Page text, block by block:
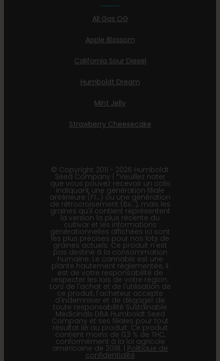
All Gas OG
Apple Blossom
California Sour Diesel
Humboldt Dream
Mint Jelly
Strawberry Cheesecake
© Copyright 2011 - 2026 Humboldt
Seed Company | *Veuillez noter
que vous pouvez recevoir un colis
indiquant une génération filiale
antérieure (F1…) ou une génération
de rétrocroisement (Bx…), mais les
graines qu'il contient représentent
la version la plus récente du
cultivar et les informations
générationnelles affichées ici sont
les plus précises pour nos lots de
graines actuels. Ce produit n'est
pas destiné à la consommation
humaine. Le cannabis est une
plante hautement réglementée, il
est de votre responsabilité de
respecter les lois de votre région.
Lors de l'achat et de l'utilisation de
ce produit, l'acheteur accepte
d'indemniser et de dégager de
toute responsabilité Sustainable
Medicinals DBA Humboldt Seed
Company et ses filiales pour tout
résultat lié au produit. Ce produit
contient moins de 0,3 % de THC,
conformément à la loi agricole
américaine de 2018. | Politique de
confidentialité